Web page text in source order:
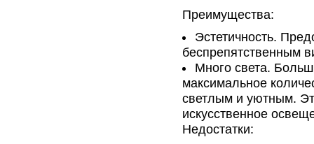
Преимущества:
Эстетичность.
беспрепятственным
Много света.
максимальное
светлым и уютным.
искусственное
Недостатки: